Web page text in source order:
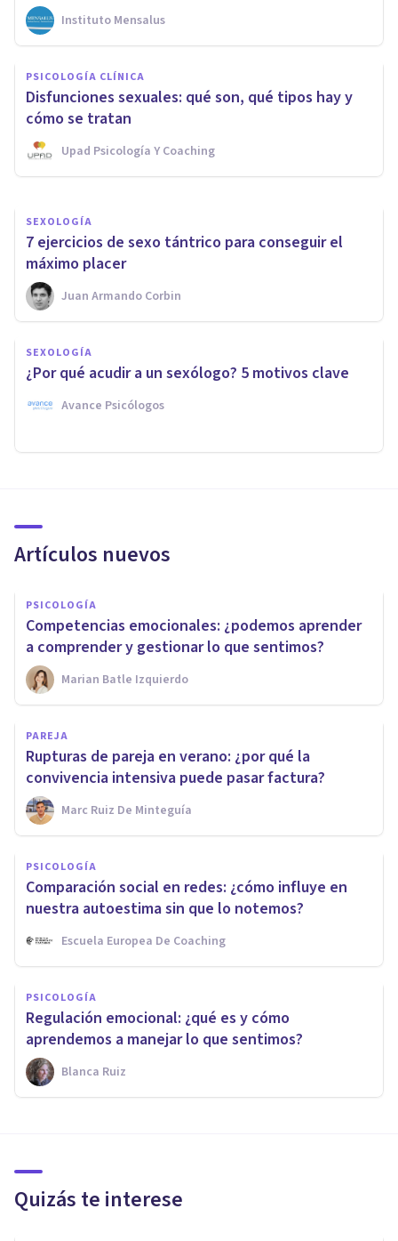
Instituto Mensalus
PSICOLOGÍA CLÍNICA
Disfunciones sexuales: qué son, qué tipos hay y
cómo se tratan
Upad Psicología Y Coaching
SEXOLOGÍA
Por qué ante las disfunciones
sexuales es fundamental ir a
terapia
Upad Psicología Y Coaching
SEXOLOGÍA
7 ejercicios de sexo tántrico para conseguir el
máximo placer
Juan Armando Corbin
SEXOLOGÍA
¿Por qué acudir a un sexólogo? 5 motivos clave
Avance Psicólogos
Artículos nuevos
PSICOLOGÍA
Competencias emocionales: ¿podemos aprender
a comprender y gestionar lo que sentimos?
Marian Batle Izquierdo
PAREJA
Rupturas de pareja en verano: ¿por qué la
convivencia intensiva puede pasar factura?
Marc Ruiz De Minteguía
PSICOLOGÍA
Comparación social en redes: ¿cómo influye en
nuestra autoestima sin que lo notemos?
Escuela Europea De Coaching
PSICOLOGÍA
Regulación emocional: ¿qué es y cómo
aprendemos a manejar lo que sentimos?
Blanca Ruiz
Quizás te interese